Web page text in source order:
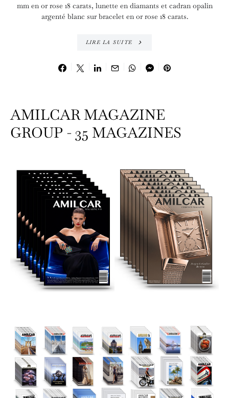
mm en or rose 18 carats, lunette en diamants et cadran opalin
argenté blanc sur bracelet en or rose 18 carats.
LIRE LA SUITE
AMILCAR MAGAZINE
GROUP - 35 MAGAZINES